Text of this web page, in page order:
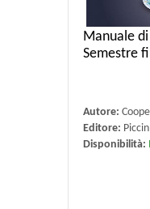
Manuale
Semestre
Autore:
Editore: Piccin
Disponibilità: